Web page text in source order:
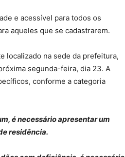
e acessível para todos os
aqueles que se cadastrarem.
localizado na sede da prefeitura,
segunda-feira, dia 23. A
conforme a categoria
é necessário apresentar um
residência.